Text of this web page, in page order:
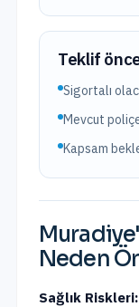
Teklif
Sigortalı
Mevcut
Kapsam
Muradiye
Neden
Sağlık Riskleri: